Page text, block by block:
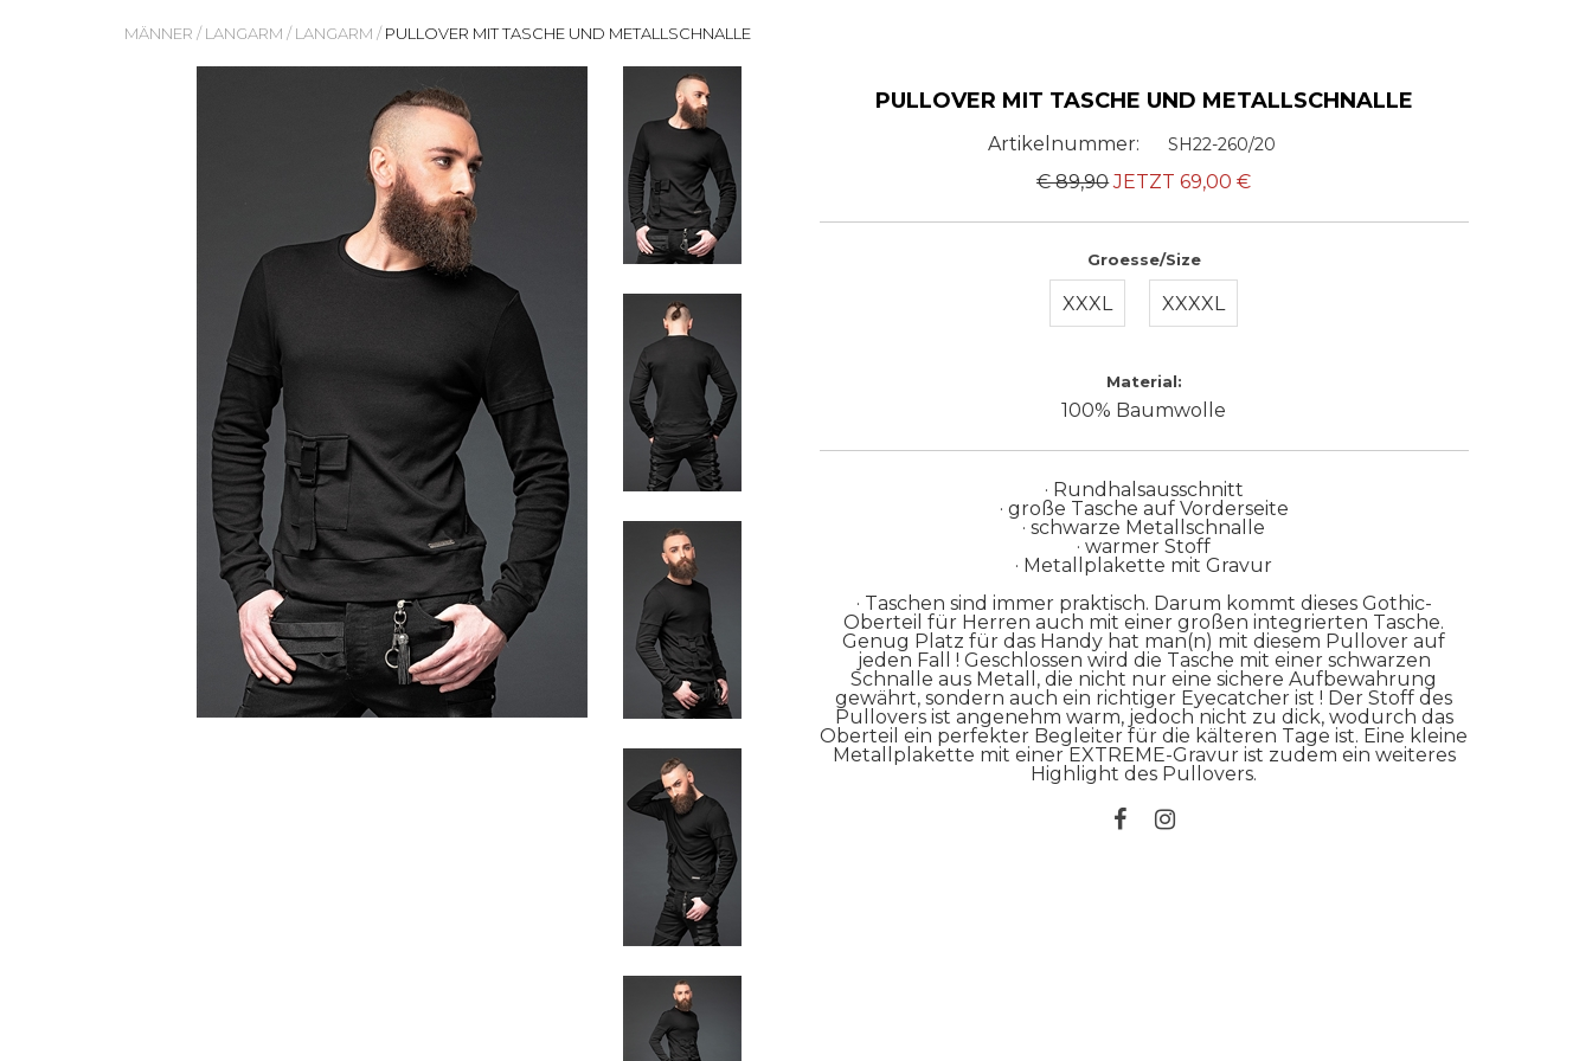
MÄNNER / LANGARM / LANGARM / PULLOVER MIT TASCHE UND METALLSCHNALLE
PULLOVER MIT TASCHE UND METALLSCHNALLE
Artikelnummer: SH22-260/20
€ 89,90 JETZT69,00 €
Groesse/Size
XXXL XXXXL
Material:
100% Baumwolle
· Rundhalsausschnitt
· große Tasche auf Vorderseite
· schwarze Metallschnalle
· warmer Stoff
· Metallplakette mit Gravur
· Taschen sind immer praktisch. Darum kommt dieses Gothic-
Oberteil für Herren auch mit einer großen integrierten Tasche.
Genug Platz für das Handy hat man(n) mit diesem Pullover auf
jeden Fall ! Geschlossen wird die Tasche mit einer schwarzen
Schnalle aus Metall, die nicht nur eine sichere Aufbewahrung
gewährt, sondern auch ein richtiger Eyecatcher ist ! Der Stoff des
Pullovers ist angenehm warm, jedoch nicht zu dick, wodurch das
Oberteil ein perfekter Begleiter für die kälteren Tage ist. Eine kleine
Metallplakette mit einer EXTREME-Gravur ist zudem ein weiteres
Highlight des Pullovers.